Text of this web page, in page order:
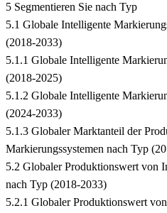
5 Segmentieren Sie nach Typ
5.1 Globale Intelligente
(2018-2033)
5.1.1 Globale Intelligente
(2018-2025)
5.1.2 Globale Intelligente
(2024-2033)
5.1.3 Globaler Marktanteil der
Markierungssystemen nach Typ
5.2 Globaler Produktionswert von
nach Typ (2018-2033)
5.2.1 Globaler Produktionswert